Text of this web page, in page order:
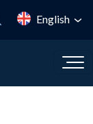
English